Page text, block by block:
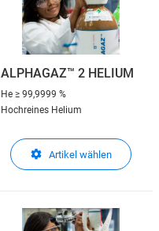
ALPHAGAZ™ 2 HELIUM
He ≥ 99,9999 %
Hochreines Helium
Artikel wählen